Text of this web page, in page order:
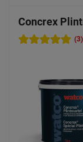
Concrex
(3)